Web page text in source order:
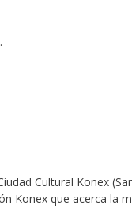
Cultural Konex
Konex que acerca la